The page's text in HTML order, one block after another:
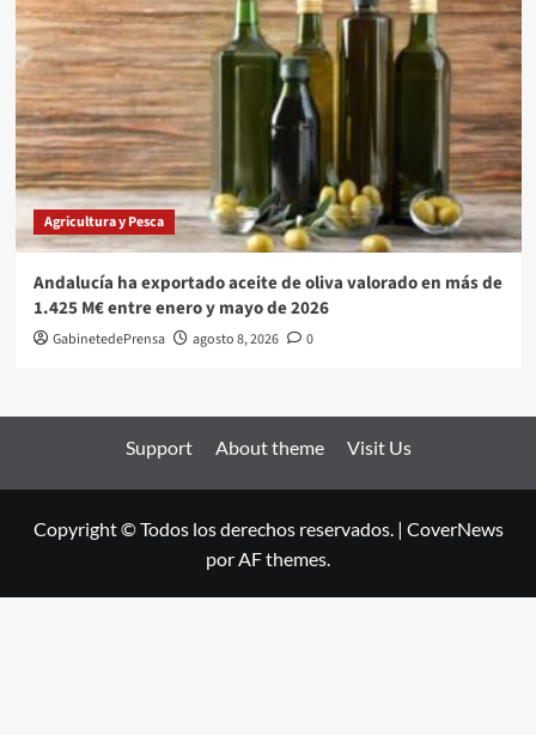
Agricultura y Pesca
Andalucía ha exportado aceite de oliva valorado en más de
1.425 M€ entre enero y mayo de 2026
GabinetedePrensa agosto 8, 2026 0
Support About theme Visit Us
Copyright © Todos los derechos reservados. | CoverNews
por AF themes.